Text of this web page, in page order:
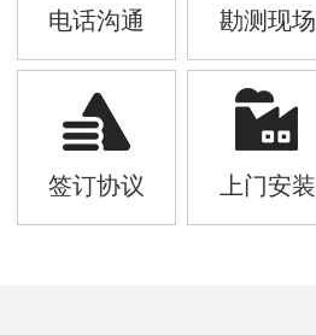
电话沟通 勘测现场
签订协议 上门安装